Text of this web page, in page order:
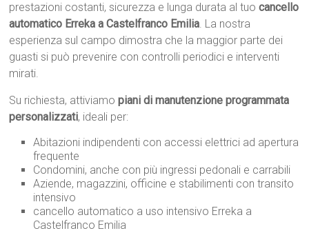
prestazioni costanti, sicurezza e lunga durata al tuocancello
automatico Erreka a Castelfranco Emilia. La nostra
esperienza sul campo dimostra che la maggior parte dei
guasti si può prevenire con controlli periodici e interventi
mirati.
Su richiesta, attiviamopiani di manutenzione programmata
personalizzati, ideali per:
Abitazioni indipendenti con accessi elettrici ad apertura
frequente
Condomini, anche con più ingressi pedonali e carrabili
Aziende, magazzini, officine e stabilimenti con transito
intensivo
cancello automatico a uso intensivo Erreka a
Castelfranco Emilia